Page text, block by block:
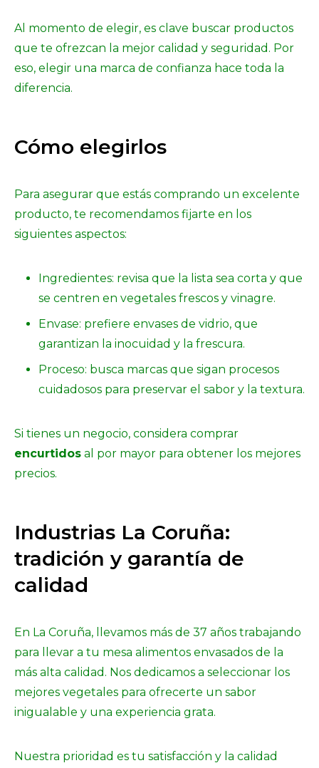
Al momento de elegir, es clave buscar productos
que te ofrezcan la mejor calidad y seguridad. Por
eso, elegir una marca de confianza hace toda la
diferencia.
Cómo elegirlos
Para asegurar que estás comprando un excelente
producto, te recomendamos fijarte en los
siguientes aspectos:
Ingredientes: revisa que la lista sea corta y que
se centren en vegetales frescos y vinagre.
Envase: prefiere envases de vidrio, que
garantizan la inocuidad y la frescura.
Proceso: busca marcas que sigan procesos
cuidadosos para preservar el sabor y la textura.
Si tienes un negocio, considera comprar
encurtidos al por mayor para obtener los mejores
precios.
Industrias La Coruña:
tradición y garantía de
calidad
En La Coruña, llevamos más de 37 años trabajando
para llevar a tu mesa alimentos envasados de la
más alta calidad. Nos dedicamos a seleccionar los
mejores vegetales para ofrecerte un sabor
inigualable y una experiencia grata.
Nuestra prioridad es tu satisfacción y la calidad